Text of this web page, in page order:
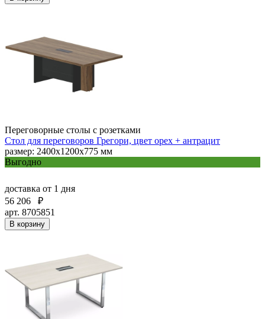
Переговорные столы с розетками
Стол для переговоров Грегори, цвет орех + антрацит
размер: 2400х1200х775 мм
Выгодно
доставка от 1 дня
56 206
₽
арт. 8705851
В корзину